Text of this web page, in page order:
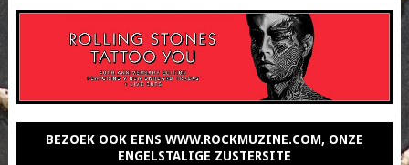
BEZOEK OOK EENS WWW.ROCKMUZINE.COM, ONZE
ENGELSTALIGE ZUSTERSITE